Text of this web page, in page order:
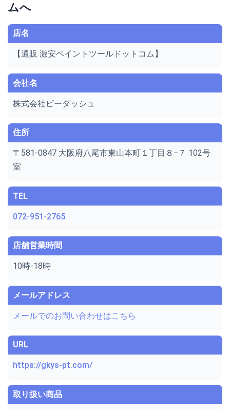
ムへ
店名
【通販 激安ペイントツールドットコム】
会社名
株式会社ビーダッシュ
住所
〒581-0847 大阪府八尾市東山本町１丁目８−７ 102号
室
TEL
072-951-2765
店舗営業時間
10時-18時
メールアドレス
メールでのお問い合わせはこちら
URL
https://gkys-pt.com/
取り扱い商品